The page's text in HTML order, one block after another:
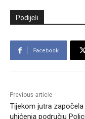
Podijeli
Facebook
Previous article
Tijekom jutra započela
uhićenja području